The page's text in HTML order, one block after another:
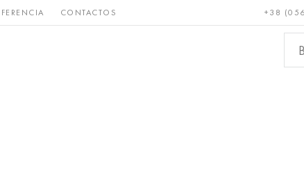
CONTACTOS +38
Raro y Bronce, cobre,
ferrosos